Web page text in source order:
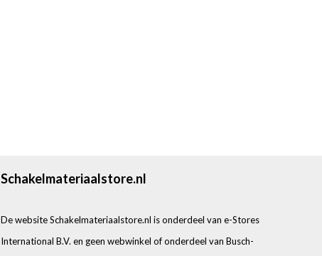
Schakelmateriaalstore.nl
De website Schakelmateriaalstore.nl is onderdeel van e-Stores
International B.V. en geen webwinkel of onderdeel van Busch-